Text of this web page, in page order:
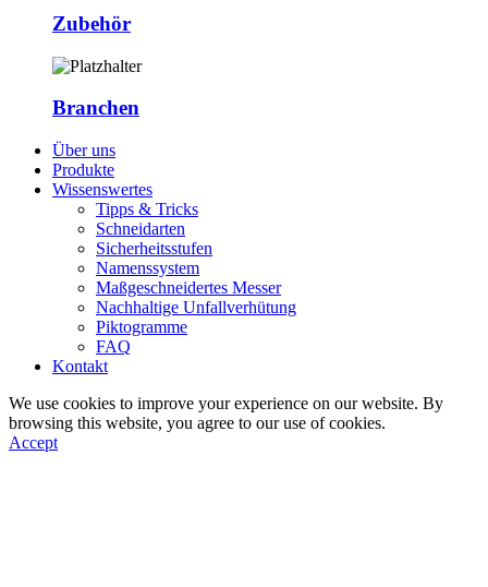
Zubehör
Branchen
Über uns
Produkte
Wissenswertes
Tipps & Tricks
Schneidarten
Sicherheitsstufen
Namenssystem
Maßgeschneidertes Messer
Nachhaltige Unfallverhütung
Piktogramme
FAQ
Kontakt
We use cookies to improve your experience on our website. By
browsing this website, you agree to our use of cookies.
Accept